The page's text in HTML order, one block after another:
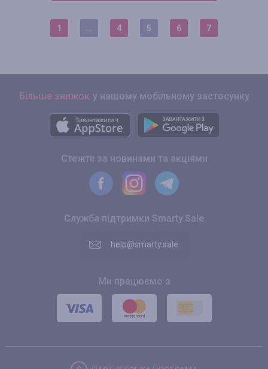
1 4 5 6 7
Більше знижок у нашому мобільному застосунку
Стежте за новинами та акціями
Служба підтримки Smarty.Sale
help@smarty.sale
Ми працюємо з